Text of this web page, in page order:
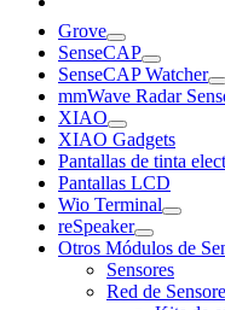
Grove
SenseCAP
SenseCAP Watcher
mmWave Radar
XIAO
XIAO Gadgets
Pantallas de tinta
Pantallas LCD
Wio Terminal
reSpeaker
Otros Módulos de
Sensores
Red de